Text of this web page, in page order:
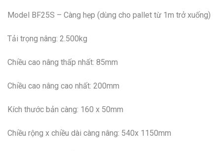
Model BF25S – Càng hẹp (dùng cho pallet từ 1m trở xuống)
Tải trọng nâng: 2.500kg
Chiều cao nâng thấp nhất: 85mm
Chiều cao nâng cao nhất: 200mm
Kích thước bản càng: 160 x 50mm
Chiều rộng x chiều dài càng nâng: 540x 1150mm